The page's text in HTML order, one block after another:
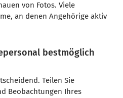
von Fotos. Viele
an denen Angehörige aktiv
bestmöglich
Teilen Sie
Beobachtungen Ihres